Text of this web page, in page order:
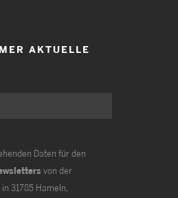
AKTUELLE
Daten für den
von der
31785 Hameln,